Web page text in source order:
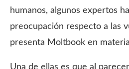
humanos, algunos expertos
preocupación respecto a las
presenta Moltbook en
Una de ellas es que al